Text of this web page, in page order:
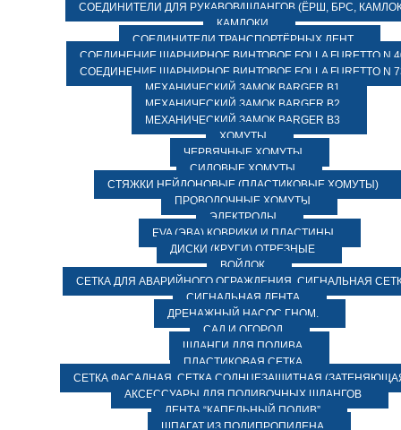
СОЕДИНИТЕЛИ ДЛЯ РУКАВОВ/ШЛАНГОВ (ЁРШ, БРС,
КАМЛОКИ
СОЕДИНИТЕЛИ ТРАНСПОРТЁРНЫХ ЛЕНТ
СОЕДИНЕНИЕ ШАРНИРНОЕ ВИНТОВОЕ FOLLA FURETTO N
СОЕДИНЕНИЕ ШАРНИРНОЕ ВИНТОВОЕ FOLLA FURETTO N
МЕХАНИЧЕСКИЙ ЗАМОК BARGER B1
МЕХАНИЧЕСКИЙ ЗАМОК BARGER B2
МЕХАНИЧЕСКИЙ ЗАМОК BARGER B3
ХОМУТЫ
ЧЕРВЯЧНЫЕ ХОМУТЫ
СИЛОВЫЕ ХОМУТЫ
СТЯЖКИ НЕЙЛОНОВЫЕ (ПЛАСТИКОВЫЕ ХОМУТЫ)
ПРОВОЛОЧНЫЕ ХОМУТЫ
ЭЛЕКТРОДЫ
EVA (ЭВА) КОВРИКИ И ПЛАСТИНЫ
ДИСКИ (КРУГИ) ОТРЕЗНЫЕ
ВОЙЛОК
СЕТКА ДЛЯ АВАРИЙНОГО ОГРАЖДЕНИЯ, СИГНАЛЬНАЯ
СИГНАЛЬНАЯ ЛЕНТА
ДРЕНАЖНЫЙ НАСОС ГНОМ.
САД И ОГОРОД
ШЛАНГИ ДЛЯ ПОЛИВА
ПЛАСТИКОВАЯ СЕТКА
СЕТКА ФАСАДНАЯ. СЕТКА СОЛНЦЕЗАЩИТНАЯ
АКСЕССУАРЫ ДЛЯ ПОЛИВОЧНЫХ ШЛАНГОВ
ЛЕНТА “КАПЕЛЬНЫЙ ПОЛИВ”
ШПАГАТ ИЗ ПОЛИПРОПИЛЕНА